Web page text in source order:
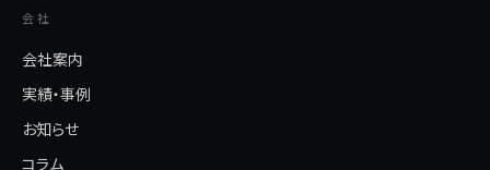
会社
会社案内
実績・事例
お知らせ
コラム